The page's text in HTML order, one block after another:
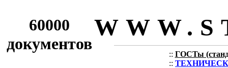
60000
документов
:: ГОСТы
::